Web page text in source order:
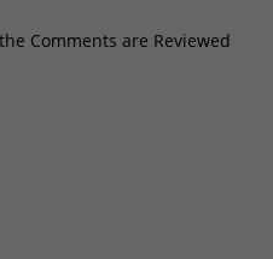
Comments are Reviewed